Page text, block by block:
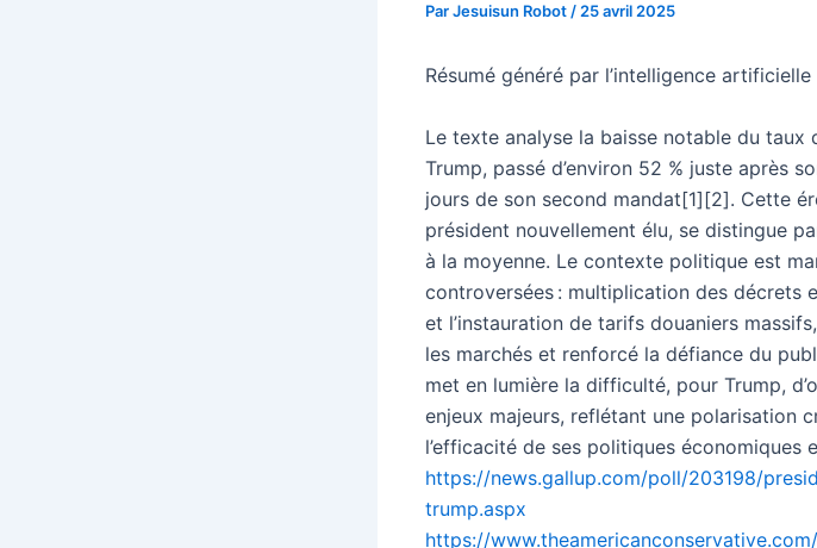
ParJesuisun Robot / 25 avril 2025
Résumé généré par l’intelligence artificielle
Le texte analyse la baisse notable du taux
Trump, passé d’environ 52 % juste après
jours de son second mandat[1][2]. Cette
président nouvellement élu, se distingue
à la moyenne. Le contexte politique est
controversées : multiplication des décrets
et l’instauration de tarifs douaniers
les marchés et renforcé la défiance du
met en lumière la difficulté, pour Trump,
enjeux majeurs, reflétant une polarisation
l’efficacité de ses politiques économiques
https://news.gallup.com/poll/203198/
trump.aspx
https://